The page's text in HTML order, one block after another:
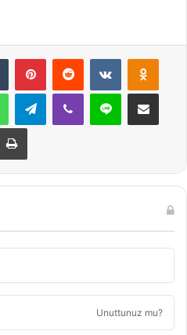
Tumblr PinterestReddit VKontakte
WhatsAppTelegramViber Line E-Posta ile
Yazdır
Unuttunuz mu?